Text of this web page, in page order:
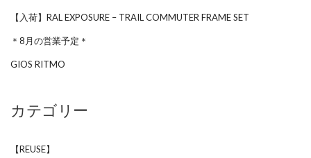
【入荷】RAL EXPOSURE – TRAIL COMMUTER FRAME SET
＊8月の営業予定＊
GIOS RITMO
カテゴリー
【REUSE】